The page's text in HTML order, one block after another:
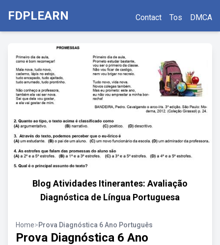
FDPLEARN Contact Tos DMCA
Blog Atividades Itinerantes: Avaliação
Diagnóstica de Língua Portuguesa
Home>Prova Diagnóstica 6 Ano Português
Prova Diagnóstica 6 Ano